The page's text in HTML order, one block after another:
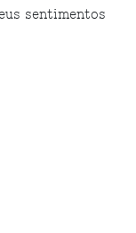
sentimentos